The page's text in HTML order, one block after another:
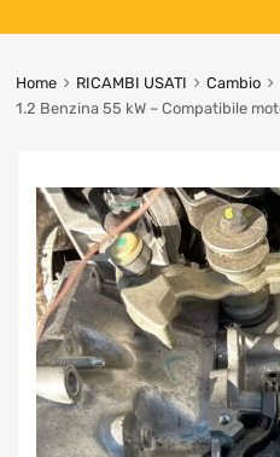
Home RICAMBI USATI Cambio
1.2 Benzina 55 kW – Compatibile